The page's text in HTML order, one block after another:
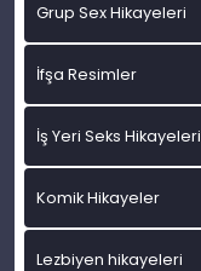
Grup Sex Hikayeleri
İfşa Resimler
İş Yeri Seks Hikayeleri
Komik Hikayeler
Lezbiyen hikayeleri